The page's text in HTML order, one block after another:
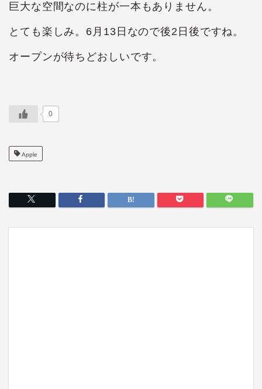
巨大な空間なのに柱が一本もありません。
とても楽しみ。6月13日なので後2日後ですね。
オープンが待ちどおしいです。
0
Apple